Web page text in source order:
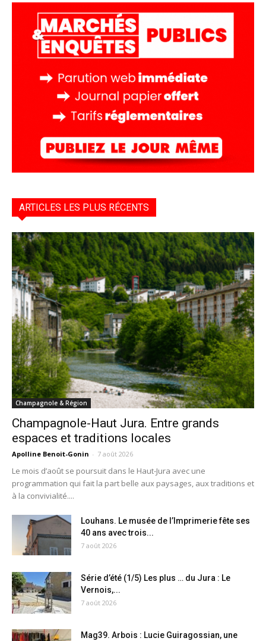
ARTICLES LES PLUS RÉCENTS
Champagnole & Région
Champagnole-Haut Jura. Entre grands
espaces et traditions locales
Apolline Benoit-Gonin - 7 août 2026
Le mois d’août se poursuit dans le Haut-Jura avec une
programmation qui fait la part belle aux paysages, aux traditions et
à la convivialité....
Louhans. Le musée de l’Imprimerie fête ses
40 ans avec trois...
7 août 2026
Série d’été (1/5) Les plus … du Jura : Le
Vernois,...
7 août 2026
Mag39. Arbois : Lucie Guiragossian, une